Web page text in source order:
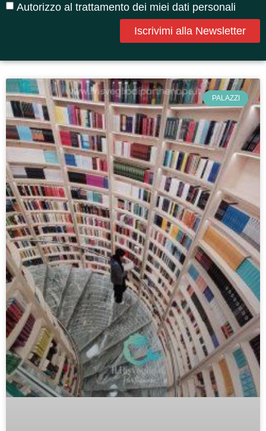
Autorizzo al trattamento dei miei dati personali
Iscrivimi alla Newsletter
PALAZZI